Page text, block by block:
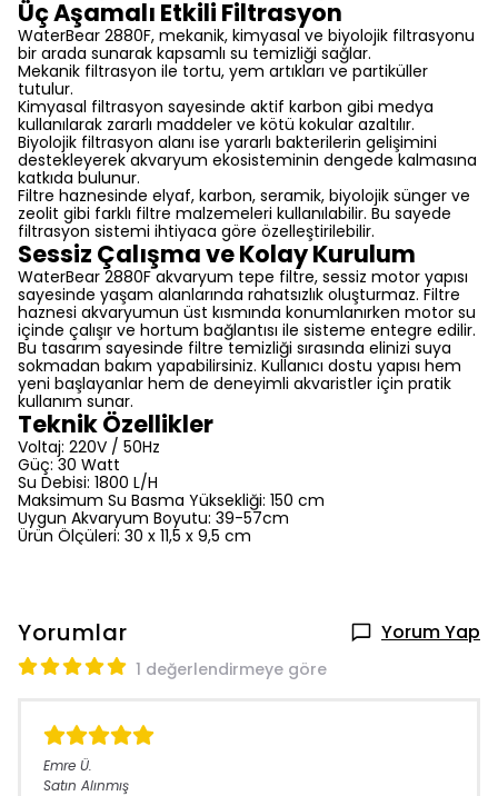
Üç Aşamalı Etkili Filtrasyon
WaterBear 2880F, mekanik, kimyasal ve biyolojik filtrasyonu
bir arada sunarak kapsamlı su temizliği sağlar.
Mekanik filtrasyon ile tortu, yem artıkları ve partiküller
tutulur.
Kimyasal filtrasyon sayesinde aktif karbon gibi medya
kullanılarak zararlı maddeler ve kötü kokular azaltılır.
Biyolojik filtrasyon alanı ise yararlı bakterilerin gelişimini
destekleyerek akvaryum ekosisteminin dengede kalmasına
katkıda bulunur.
Filtre haznesinde elyaf, karbon, seramik, biyolojik sünger ve
zeolit gibi farklı filtre malzemeleri kullanılabilir. Bu sayede
filtrasyon sistemi ihtiyaca göre özelleştirilebilir.
Sessiz Çalışma ve Kolay Kurulum
WaterBear 2880F akvaryum tepe filtre, sessiz motor yapısı
sayesinde yaşam alanlarında rahatsızlık oluşturmaz. Filtre
haznesi akvaryumun üst kısmında konumlanırken motor su
içinde çalışır ve hortum bağlantısı ile sisteme entegre edilir.
Bu tasarım sayesinde filtre temizliği sırasında elinizi suya
sokmadan bakım yapabilirsiniz. Kullanıcı dostu yapısı hem
yeni başlayanlar hem de deneyimli akvaristler için pratik
kullanım sunar.
Teknik Özellikler
Voltaj: 220V / 50Hz
Güç: 30 Watt
Su Debisi: 1800 L/H
Maksimum Su Basma Yüksekliği: 150 cm
Uygun Akvaryum Boyutu: 39-57cm
Ürün Ölçüleri: 30 x 11,5 x 9,5 cm
Yorumlar Yorum Yap
1 değerlendirmeye göre
Emre Ü.
Satın Alınmış